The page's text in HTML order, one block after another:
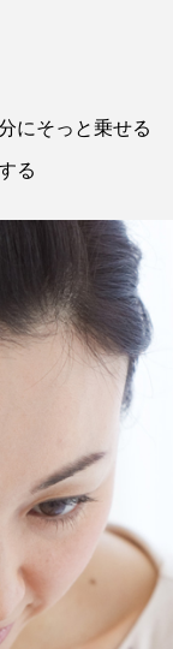
にそっと乗せる
る